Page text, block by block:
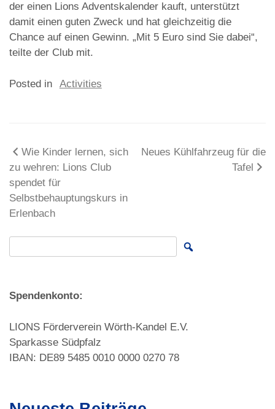
der einen Lions Adventskalender kauft, unterstützt
damit einen guten Zweck und hat gleichzeitig die
Chance auf einen Gewinn. „Mit 5 Euro sind Sie dabei“,
teilte der Club mit.
Posted in Activities
Beitragsnavigation
Wie Kinder lernen, sich
zu wehren: Lions Club
spendet für
Selbstbehauptungskurs in
Erlenbach
Neues Kühlfahrzeug für die
Tafel
Search for:
Spendenkonto:
LIONS Förderverein Wörth-Kandel E.V.
Sparkasse Südpfalz
IBAN: DE89 5485 0010 0000 0270 78